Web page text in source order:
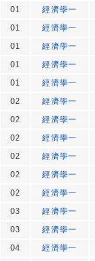
01
經濟學一
01
經濟學一
01
經濟學一
01
經濟學一
01
經濟學一
02
經濟學一
02
經濟學一
02
經濟學一
02
經濟學一
02
經濟學一
02
經濟學一
03
經濟學一
03
經濟學一
04
經濟學一